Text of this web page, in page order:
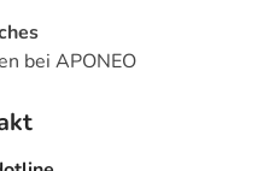
bei APONEO